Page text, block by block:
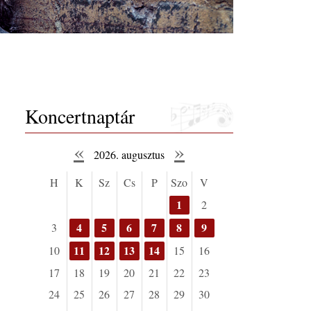
Koncertnaptár
« 2026. augusztus »
H K Sz Cs P Szo V
1
2
3
4 5 6 7 8 9
10 11 12 13 14 15
16
17
18 19 20 21 22
23
24
25 26 27 28 29
30